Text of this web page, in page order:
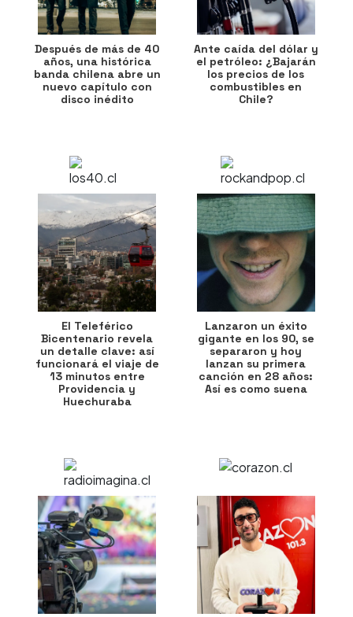
Después de más de 40
años, una histórica
banda chilena abre un
nuevo capítulo con
disco inédito
Ante caída del dólar y
el petróleo: ¿Bajarán
los precios de los
combustibles en
Chile?
El Teleférico
Bicentenario revela
un detalle clave: así
funcionará el viaje de
13 minutos entre
Providencia y
Huechuraba
Lanzaron un éxito
gigante en los 90, se
separaron y hoy
lanzan su primera
canción en 28 años:
Así es como suena